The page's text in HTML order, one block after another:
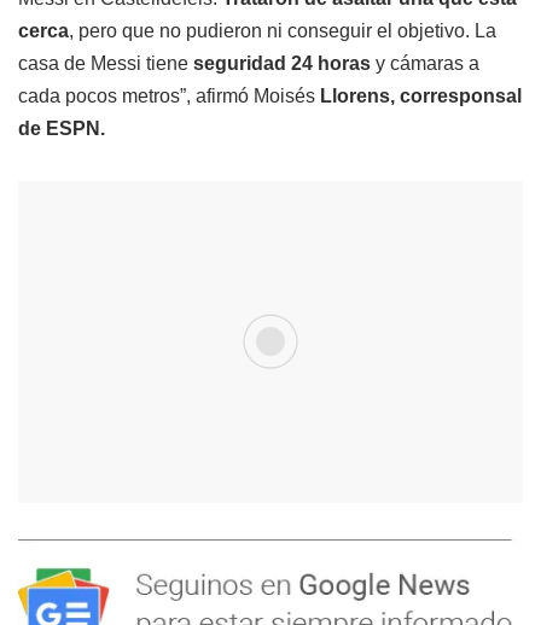
cerca, pero que no pudieron ni conseguir el objetivo. La
casa de Messi tiene seguridad 24 horas y cámaras a
cada pocos metros”, afirmó Moisés Llorens, corresponsal
de ESPN.